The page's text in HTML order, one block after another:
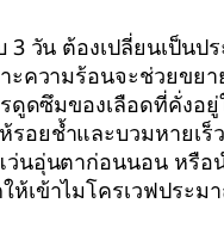
3 วัน ต้องเปลี่ยนเป็นป
ะความร้อนจะช่วยขย
รดูดซึมของเลือดที่คั่งอ
รอยช้ำและบวมหายเร็
ว่นอุ่นตาก่อนนอน หรือ
ห้เข้าไมโครเวฟประม